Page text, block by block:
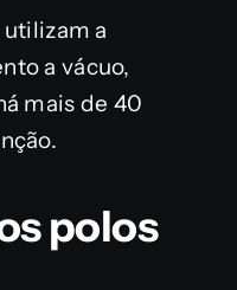
a
a vácuo,
mais de 40
polos